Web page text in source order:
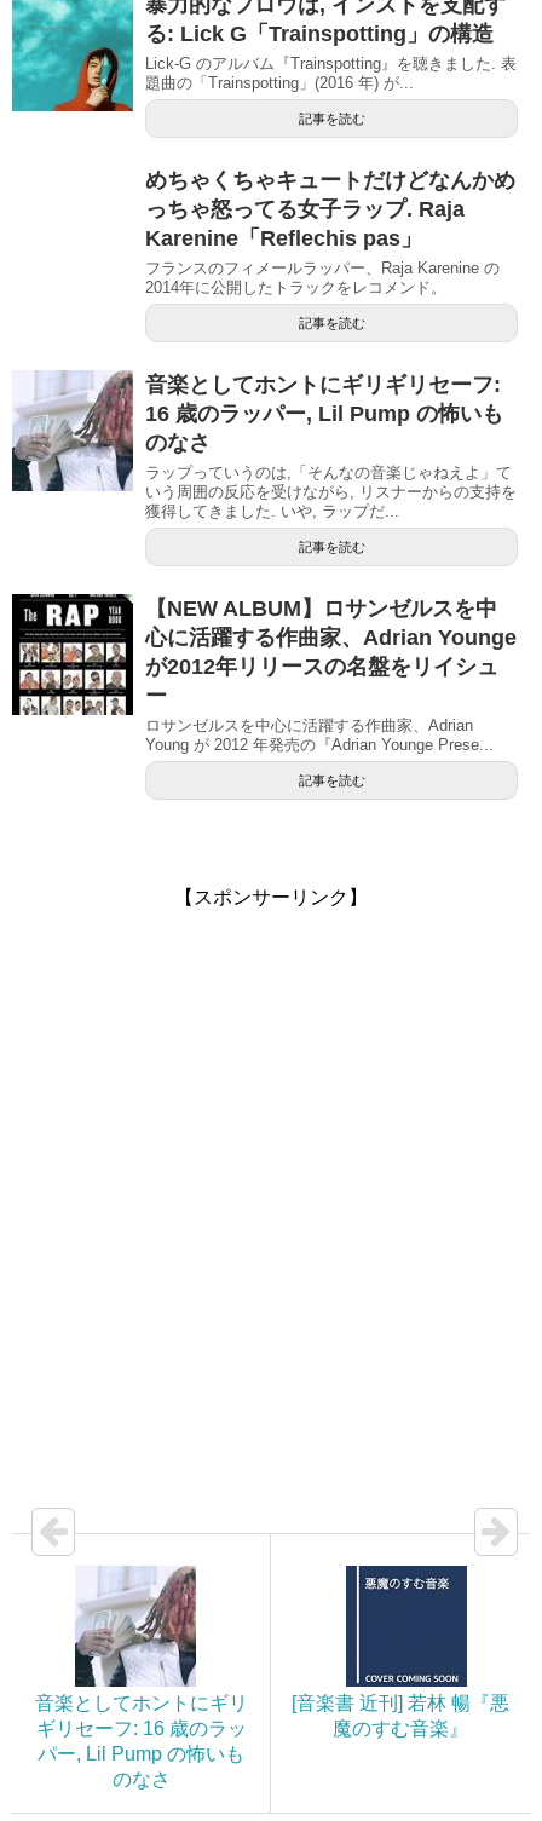
暴力的なフロウは, インストを支配す
る: Lick G「Trainspotting」の構造
Lick-G のアルバム『Trainspotting』を聴きました. 表
題曲の「Trainspotting」(2016 年) が...
記事を読む
めちゃくちゃキュートだけどなんかめ
っちゃ怒ってる女子ラップ. Raja
Karenine「Reflechis pas」
フランスのフィメールラッパー、Raja Karenine の
2014年に公開したトラックをレコメンド。
記事を読む
音楽としてホントにギリギリセーフ:
16 歳のラッパー, Lil Pump の怖いも
のなさ
ラップっていうのは,「そんなの音楽じゃねえよ」て
いう周囲の反応を受けながら, リスナーからの支持を
獲得してきました. いや, ラップだ...
記事を読む
【NEW ALBUM】ロサンゼルスを中
心に活躍する作曲家、Adrian Younge
が2012年リリースの名盤をリイシュ
ー
ロサンゼルスを中心に活躍する作曲家、Adrian
Young が 2012 年発売の『Adrian Younge Prese...
記事を読む
【スポンサーリンク】
音楽としてホントにギリ
ギリセーフ: 16 歳のラッ
パー, Lil Pump の怖いも
のなさ
[音楽書 近刊] 若林 暢『悪
魔のすむ音楽』